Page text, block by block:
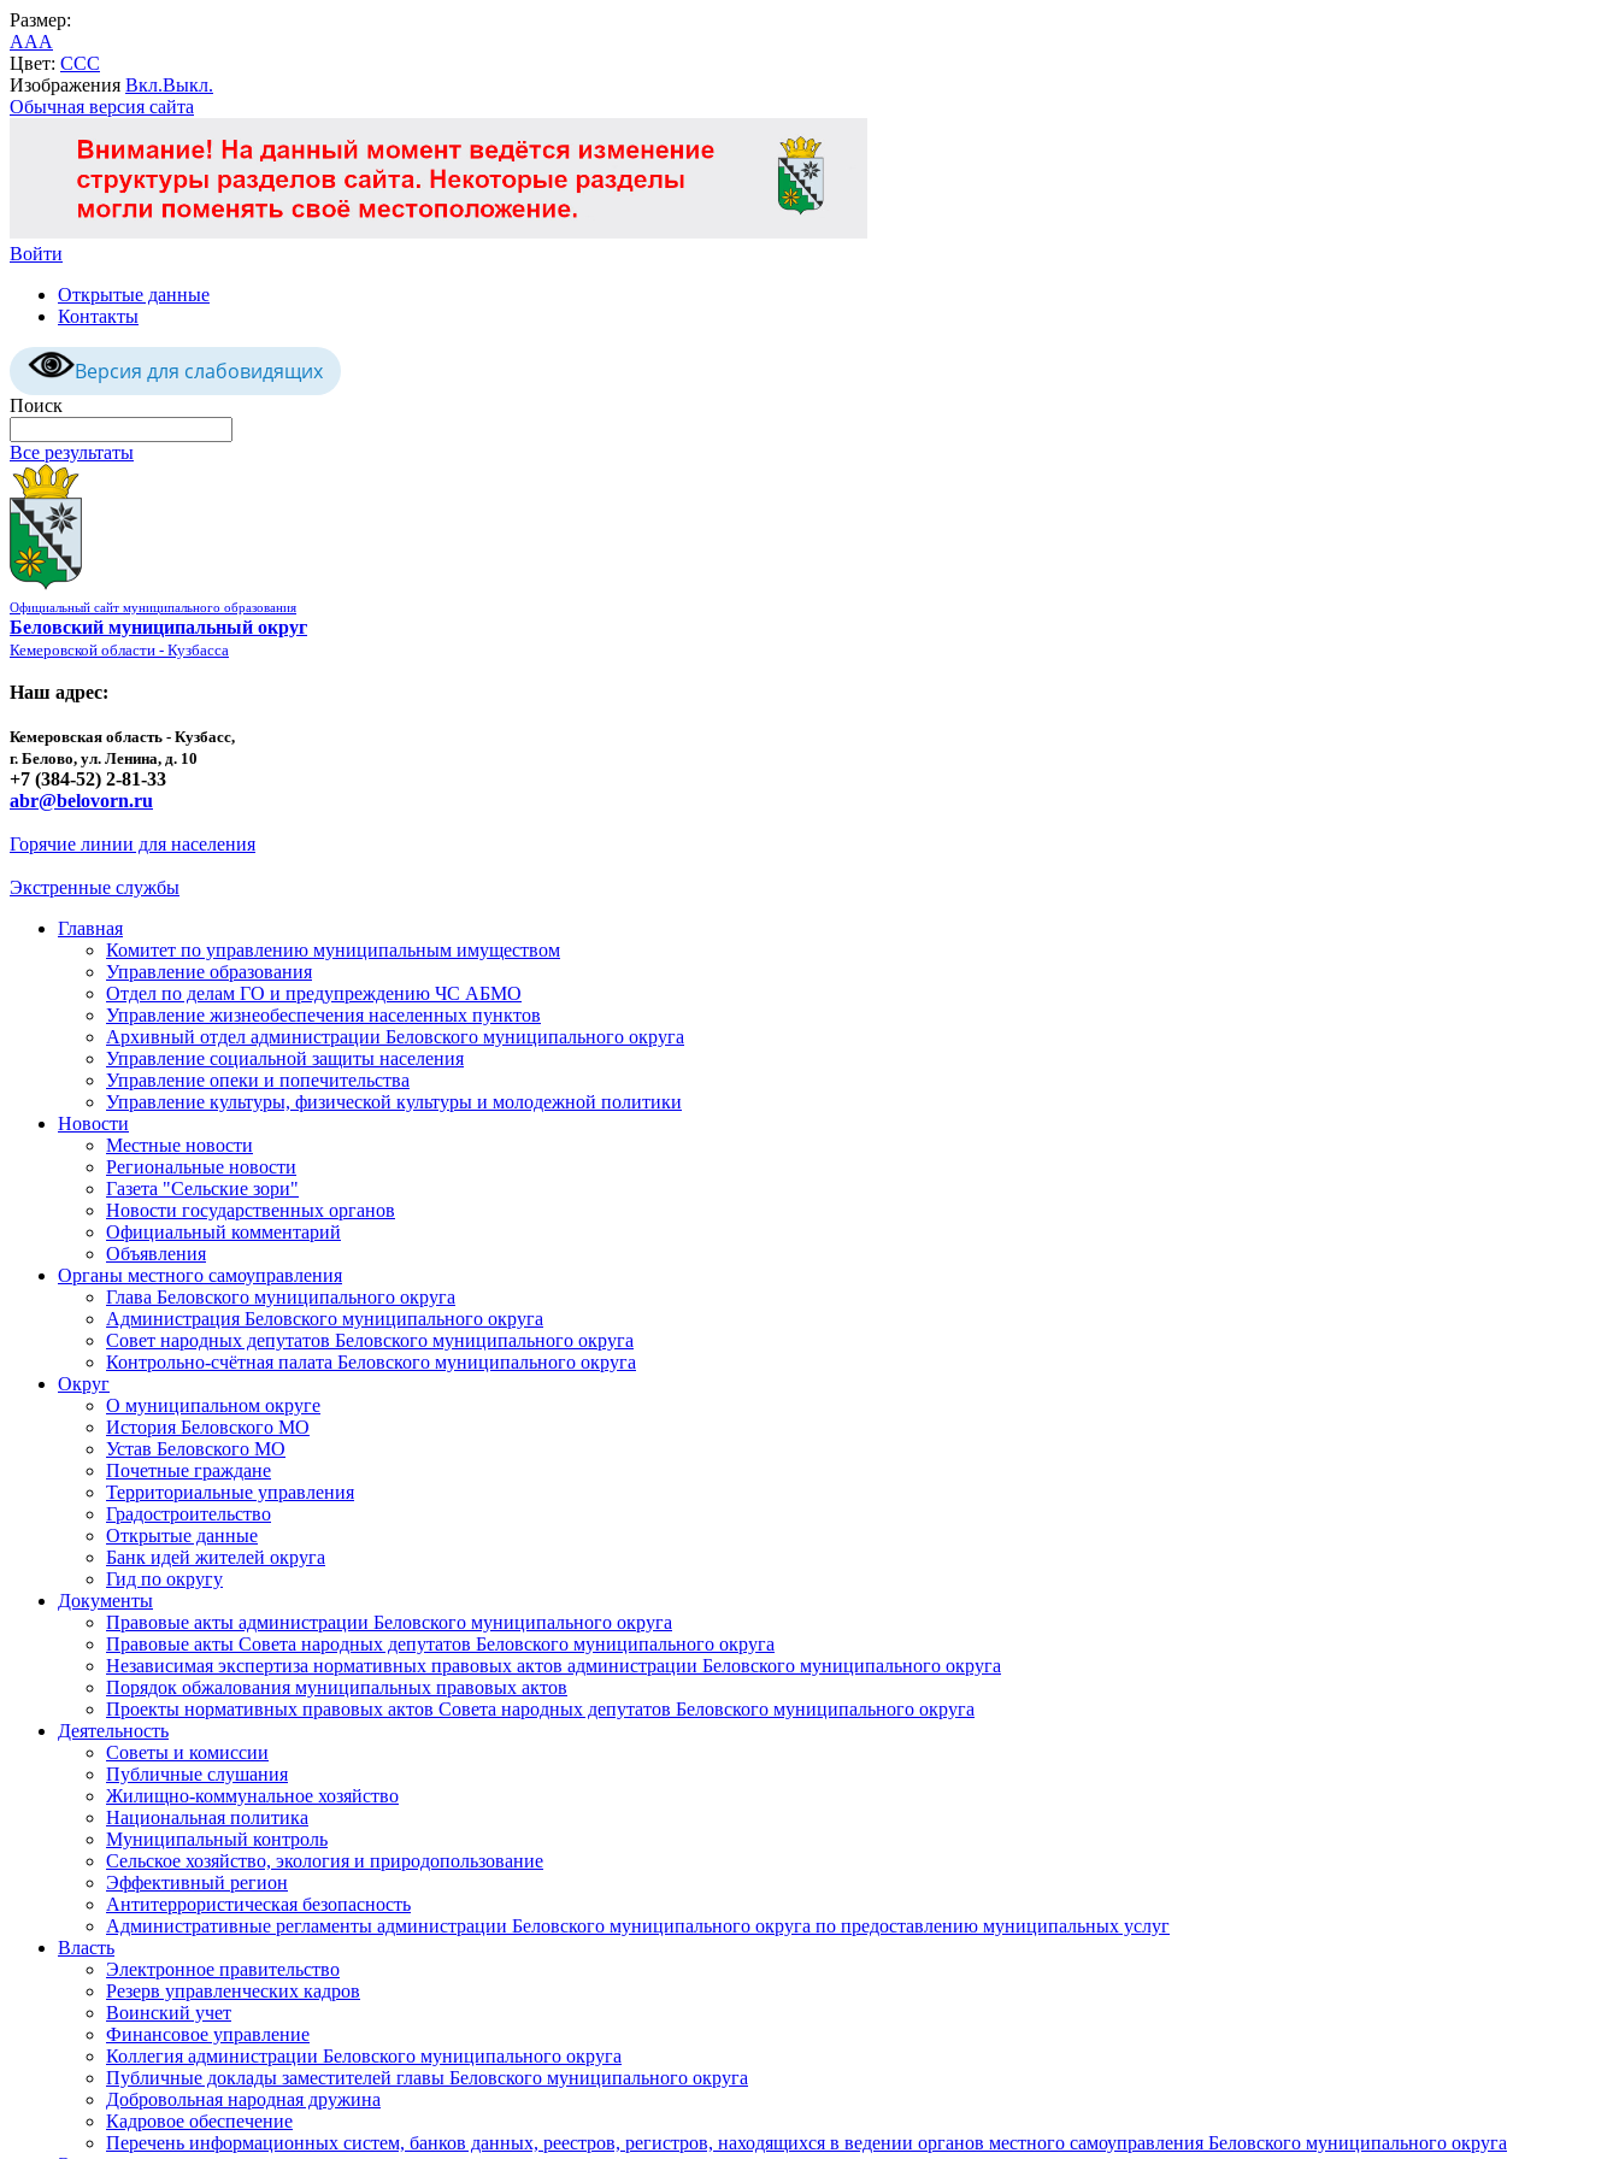
Размер:
AAA
Цвет: CCC
Изображения Вкл.Выкл.
Обычная версия сайта
Войти
Открытые данные
Контакты
Версия для слабовидящих
Поиск
Все результаты
Официальный сайт муниципального образования
Беловский муниципальный округ
Кемеровской области - Кузбасса
Наш адрес:
Кемеровская область - Кузбасс,
г. Белово, ул. Ленина, д. 10
+7 (384-52) 2-81-33
abr@belovorn.ru
Горячие линии для населения
Экстренные службы
Главная
Комитет по управлению муниципальным имуществом
Управление образования
Отдел по делам ГО и предупреждению ЧС АБМО
Управление жизнеобеспечения населенных пунктов
Архивный отдел администрации Беловского муниципального округа
Управление социальной защиты населения
Управление опеки и попечительства
Управление культуры, физической культуры и молодежной политики
Новости
Местные новости
Региональные новости
Газета "Сельские зори"
Новости государственных органов
Официальный комментарий
Объявления
Органы местного самоуправления
Глава Беловского муниципального округа
Администрация Беловского муниципального округа
Совет народных депутатов Беловского муниципального округа
Контрольно-счётная палата Беловского муниципального округа
Округ
О муниципальном округе
История Беловского МО
Устав Беловского МО
Почетные граждане
Территориальные управления
Градостроительство
Открытые данные
Банк идей жителей округа
Гид по округу
Документы
Правовые акты администрации Беловского муниципального округа
Правовые акты Совета народных депутатов Беловского муниципального округа
Независимая экспертиза нормативных правовых актов администрации Беловского муниципального округа
Порядок обжалования муниципальных правовых актов
Проекты нормативных правовых актов Совета народных депутатов Беловского муниципального округа
Деятельность
Советы и комиссии
Публичные слушания
Жилищно-коммунальное хозяйство
Национальная политика
Муниципальный контроль
Сельское хозяйство, экология и природопользование
Эффективный регион
Антитеррористическая безопасность
Административные регламенты администрации Беловского муниципального округа по предоставлению муниципальных услуг
Власть
Электронное правительство
Резерв управленческих кадров
Воинский учет
Финансовое управление
Коллегия администрации Беловского муниципального округа
Публичные доклады заместителей главы Беловского муниципального округа
Добровольная народная дружина
Кадровое обеспечение
Перечень информационных систем, банков данных, реестров, регистров, находящихся в ведении органов местного самоуправления Беловского муниципального округа